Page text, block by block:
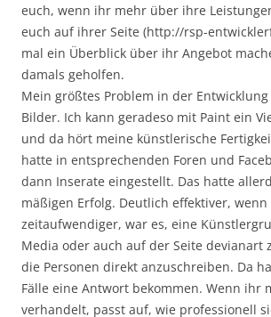
euch, wenn ihr mehr über ihre
euch auf ihrer Seite (http://rsp-
mal ein Überblick über ihr Angebot
damals geholfen.
Mein größtes Problem in der
Bilder. Ich kann geradeso mit Paint ein
und da hört meine künstlerische
hatte in entsprechenden Foren und
dann Inserate eingestellt. Das hatte
mäßigen Erfolg. Deutlich effektiver, wenn
zeitaufwendiger, war es, eine
Media oder auch auf der Seite devianart
die Personen direkt anzuschreiben. Da
Fälle eine Antwort bekommen. Wenn ihr
verhandelt, passt auf, wie professionell